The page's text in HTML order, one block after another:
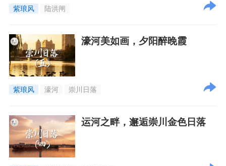
紫琅风 陆洪闸
濠河美如画，夕阳醉晚霞
紫琅风 濠河 崇川日落
运河之畔，邂逅崇川金色日落